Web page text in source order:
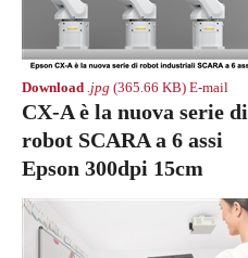
Download .jpg (365.66 KB) E-mail
CX-A è la nuova serie di
robot SCARA a 6 assi
Epson 300dpi 15cm